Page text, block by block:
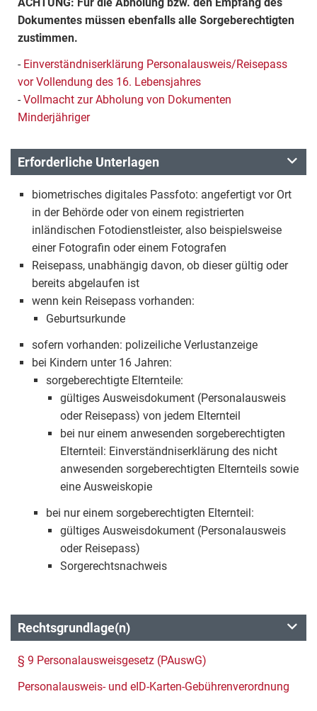
Dokumentes müssen ebenfalls alle Sorgeberechtigten
zustimmen.
- Einverständniserklärung Personalausweis/Reisepass
vor Vollendung des 16. Lebensjahres
- Vollmacht zur Abholung von Dokumenten
Minderjähriger
Erforderliche Unterlagen
biometrisches digitales Passfoto: angefertigt vor Ort
in der Behörde oder von einem registrierten
inländischen Fotodienstleister, also beispielsweise
einer Fotografin oder einem Fotografen
Reisepass, unabhängig davon, ob dieser gültig oder
bereits abgelaufen ist
wenn kein Reisepass vorhanden:
Geburtsurkunde
sofern vorhanden: polizeiliche Verlustanzeige
bei Kindern unter 16 Jahren:
sorgeberechtigte Elternteile:
gültiges Ausweisdokument (Personalausweis
oder Reisepass) von jedem Elternteil
bei nur einem anwesenden sorgeberechtigten
Elternteil: Einverständniserklärung des nicht
anwesenden sorgeberechtigten Elternteils sowie
eine Ausweiskopie
bei nur einem sorgeberechtigten Elternteil:
gültiges Ausweisdokument (Personalausweis
oder Reisepass)
Sorgerechtsnachweis
Rechtsgrundlage(n)
§ 9 Personalausweisgesetz (PAuswG)
Personalausweis- und eID-Karten-Gebührenverordnung